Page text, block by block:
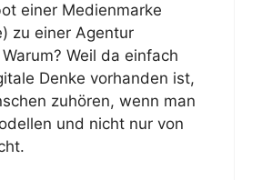
einer Medienmarke
zu einer Agentur
Weil da einfach
Denke vorhanden ist,
zuhören, wenn man
und nicht nur von